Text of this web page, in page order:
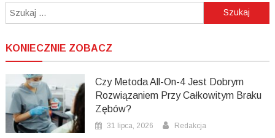
Szukaj:
KONIECZNIE ZOBACZ
Czy Metoda All-On-4 Jest Dobrym
Rozwiązaniem Przy Całkowitym Braku
Zębów?
31 lipca, 2026 Redakcja